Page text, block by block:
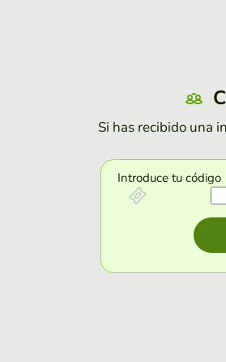
Si has recibido una
Introduce tu código